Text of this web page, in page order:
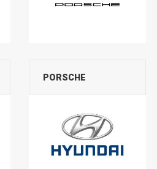
PORSCHE